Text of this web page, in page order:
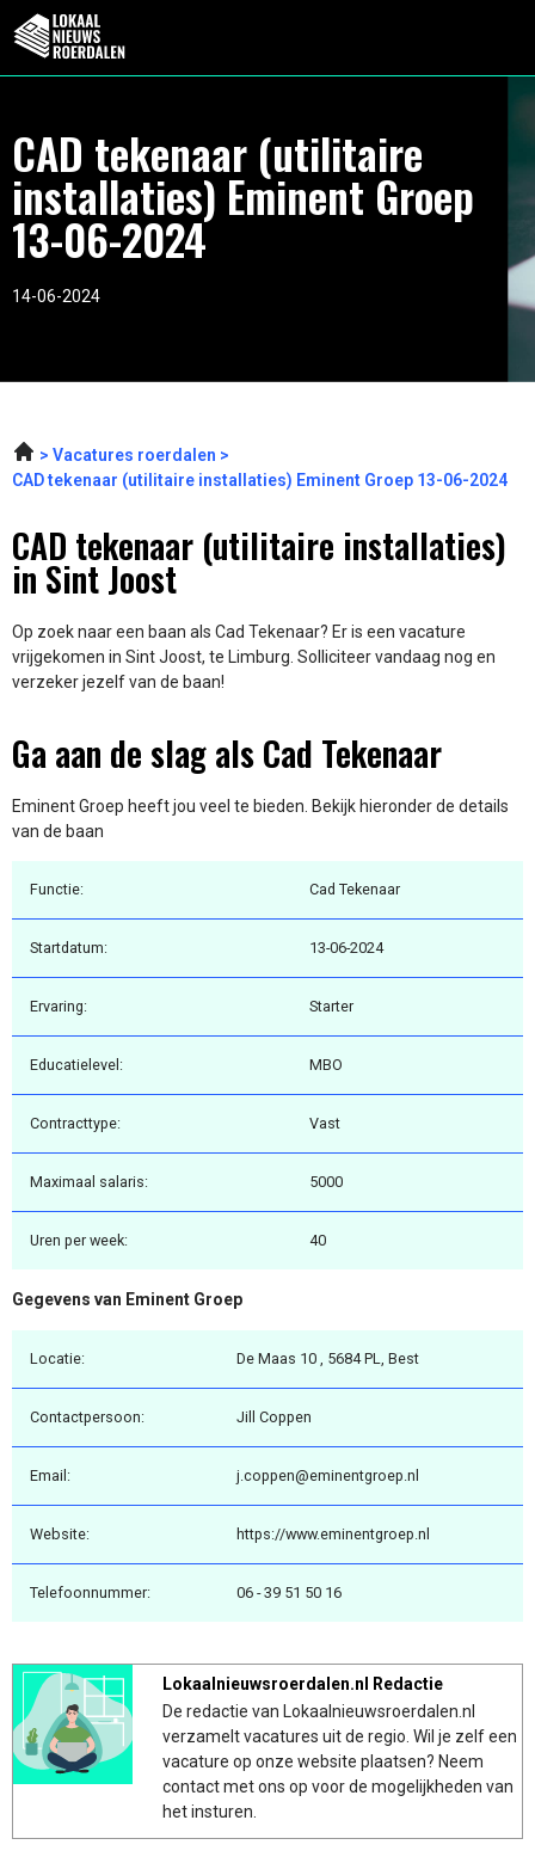
CAD tekenaar (utilitaire
installaties) Eminent Groep
13-06-2024
14-06-2024
Vacatures roerdalen
CAD tekenaar (utilitaire installaties) Eminent Groep 13-06-2024
CAD tekenaar (utilitaire installaties)
in Sint Joost
Op zoek naar een baan als Cad Tekenaar? Er is een vacature
vrijgekomen in Sint Joost, te Limburg. Solliciteer vandaag nog en
verzeker jezelf van de baan!
Ga aan de slag als Cad Tekenaar
Eminent Groep heeft jou veel te bieden. Bekijk hieronder de details
van de baan
Functie: Cad Tekenaar
Startdatum: 13-06-2024
Ervaring: Starter
Educatielevel: MBO
Contracttype: Vast
Maximaal salaris: 5000
Uren per week: 40
Gegevens van Eminent Groep
Locatie: De Maas 10 , 5684 PL, Best
Contactpersoon: Jill Coppen
Email: j.coppen@eminentgroep.nl
Website: https://www.eminentgroep.nl
Telefoonnummer: 06 - 39 51 50 16
Lokaalnieuwsroerdalen.nl Redactie
De redactie van Lokaalnieuwsroerdalen.nl
verzamelt vacatures uit de regio. Wil je zelf een
vacature op onze website plaatsen? Neem
contact met ons op voor de mogelijkheden van
het insturen.